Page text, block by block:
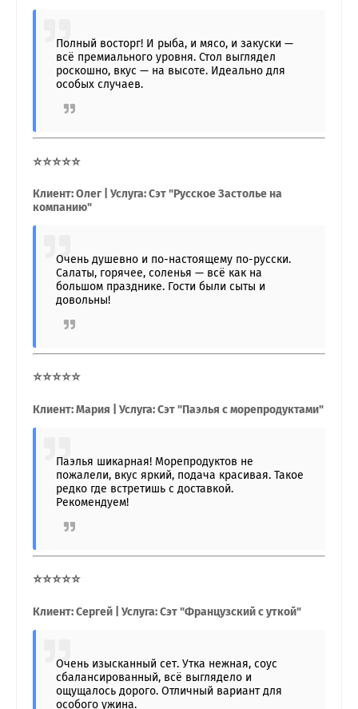
Полный восторг! И рыба, и мясо, и закуски —
всё премиального уровня. Стол выглядел
роскошно, вкус — на высоте. Идеально для
особых случаев.
⭐⭐⭐⭐⭐
Клиент: Олег | Услуга: Сэт "Русское Застолье на
компанию"
Очень душевно и по-настоящему по-русски.
Салаты, горячее, соленья — всё как на
большом празднике. Гости были сыты и
довольны!
⭐⭐⭐⭐⭐
Клиент: Мария | Услуга: Сэт "Паэлья с морепродуктами"
Паэлья шикарная! Морепродуктов не
пожалели, вкус яркий, подача красивая. Такое
редко где встретишь с доставкой.
Рекомендуем!
⭐⭐⭐⭐⭐
Клиент: Сергей | Услуга: Сэт "Французский с уткой"
Очень изысканный сет. Утка нежная, соус
сбалансированный, всё выглядело и
ощущалось дорого. Отличный вариант для
особого ужина.